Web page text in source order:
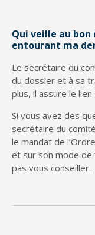
Qui veille au
entourant ma
Le secrétaire du
du dossier et à sa
plus, il assure le
Si vous avez des
secrétaire du
le mandat de
et sur son mode de
pas vous conseiller.